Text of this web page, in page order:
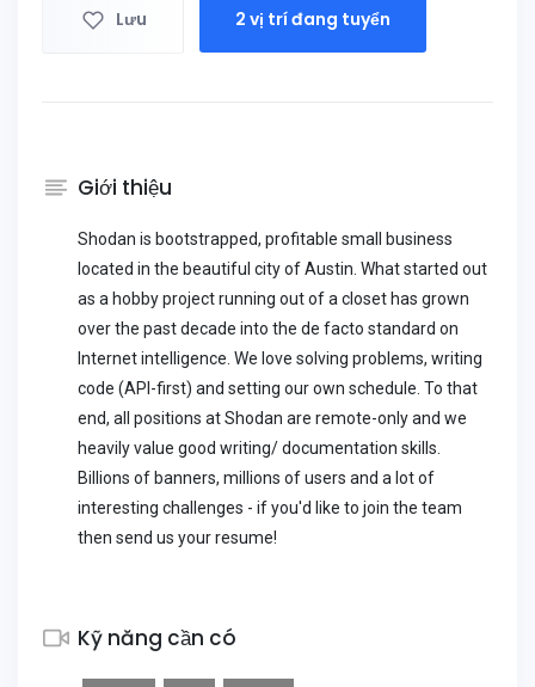
Lưu 2 vị trí đang tuyển
Giới thiệu
Shodan is bootstrapped, profitable small business
located in the beautiful city of Austin. What started out
as a hobby project running out of a closet has grown
over the past decade into the de facto standard on
Internet intelligence. We love solving problems, writing
code (API-first) and setting our own schedule. To that
end, all positions at Shodan are remote-only and we
heavily value good writing/ documentation skills.
Billions of banners, millions of users and a lot of
interesting challenges - if you'd like to join the team
then send us your resume!
Kỹ năng cần có